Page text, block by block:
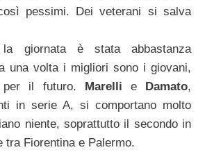
pessimi. Dei veterani si salva
giornata è stata abbastanza
una volta i migliori sono i giovani,
per il futuro. Marelli e Damato,
in serie A, si comportano molto
niente, soprattutto il secondo in
tra Fiorentina e Palermo.